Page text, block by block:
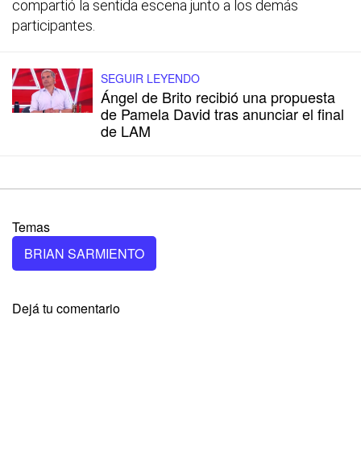
compartió la sentida escena junto a los demás
participantes.
SEGUIR LEYENDO
Ángel de Brito recibió una propuesta
de Pamela David tras anunciar el final
de LAM
Temas
BRIAN SARMIENTO
Dejá tu comentario